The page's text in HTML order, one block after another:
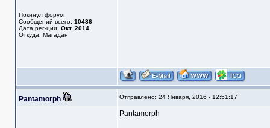
Покинул форум
Сообщений всего: 10486
Дата рег-ции: Окт. 2014
Откуда: Магадан
Pantamorph Отправлено: 24 Января, 2016 - 12:51:17
Pantamorph